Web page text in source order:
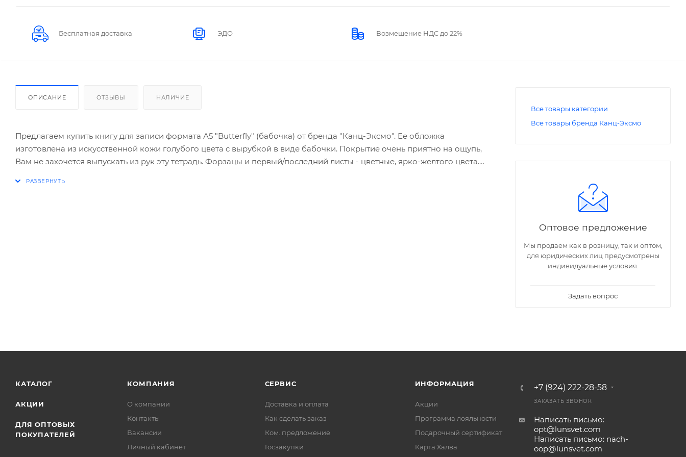
Бесплатная доставка ЭДО Возмещение НДС до 22%
ОПИСАНИЕ ОТЗЫВЫ НАЛИЧИЕ
Предлагаем купить книгу для записи формата А5 "Butterfly" (бабочка) от бренда "Канц-Эксмо". Ее обложка
изготовлена из искусственной кожи голубого цвета с вырубкой в виде бабочки. Покрытие очень приятно на ощупь,
Вам не захочется выпускать из рук эту тетрадь. Форзацы и первый/последний листы - цветные, ярко-желтого цвета.
Все товары категории
Все товары бренда Канц-Эксмо
Оптовое предложение
Мы продаем как в розницу, так и оптом,
для юридических лиц предусмотрены
индивидуальные условия.
Задать вопрос
КАТАЛОГ
АКЦИИ
ДЛЯ ОПТОВЫХ
ПОКУПАТЕЛЕЙ
КОМПАНИЯ
О компании
Контакты
Вакансии
Личный кабинет
СЕРВИС
Доставка и оплата
Как сделать заказ
Ком. предложение
Госзакупки
ИНФОРМАЦИЯ
Акции
Программа лояльности
Подарочный сертификат
Карта Халва
+7 (924) 222-28-58
ЗАКАЗАТЬ ЗВОНОК
Написать письмо:
opt@lunsvet.com
Написать письмо: nach-
oop@lunsvet.com